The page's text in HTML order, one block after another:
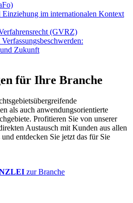
Einziehung im internationalen Kontext
(GVRZ)
Zukunft
für Ihre Branche
als auch anwendungsorientierte
Profitieren Sie von unserer
Austausch mit Kunden aus allen
entdecken Sie jetzt das für Sie
zur Branche